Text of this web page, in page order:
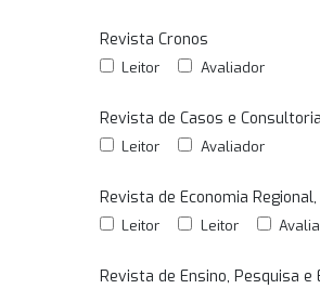
Revista Cronos
Leitor Avaliador
Revista de Casos e Consultoria
Leitor Avaliador
Revista de Economia
Leitor Leitor
Revista de Ensino, Pesquisa e